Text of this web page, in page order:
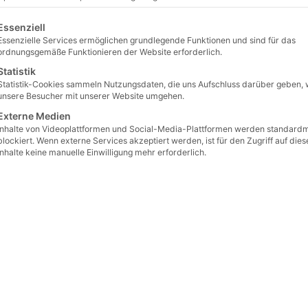
eine Liste der Service-Gruppen, für die eine Einwilligung erteilt
Services ermöglichen grundlegende Funktionen und sind für das
Funktionieren der Website erforderlich.
Cookies sammeln Nutzungsdaten, die uns Aufschluss darüber geben,
Besucher mit unserer Website umgehen.
Medien
von Videoplattformen und Social-Media-Plattformen werden
Wenn externe Services akzeptiert werden, ist für den Zugriff auf
keine manuelle Einwilligung mehr erforderlich.